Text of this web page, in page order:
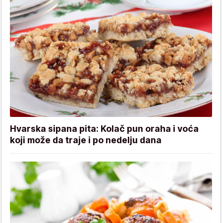
Hvarska sipana pita: Kolač pun oraha i voća
koji može da traje i po nedelju dana